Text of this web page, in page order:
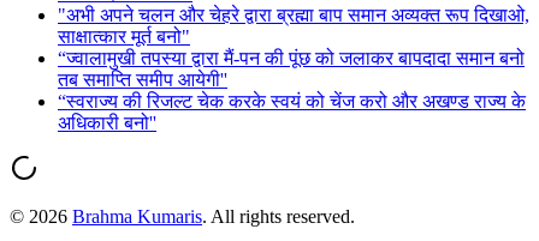
"अभी अपने चलन और चेहरे द्वारा ब्रह्मा बाप समान अव्यक्त रूप दिखाओ,
साक्षात्कार मूर्त बनो"
“ज्वालामुखी तपस्या द्वारा मैं-पन की पूंछ को जलाकर बापदादा समान बनो
तब समाप्ति समीप आयेगी''
“स्वराज्य की रिजल्ट चेक करके स्वयं को चेंज करो और अखण्ड राज्य के
अधिकारी बनो''
© 2026 Brahma Kumaris. All rights reserved.